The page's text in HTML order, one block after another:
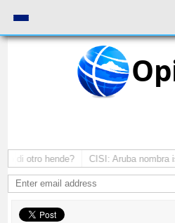
otro hende? CISI: Aruba nombra